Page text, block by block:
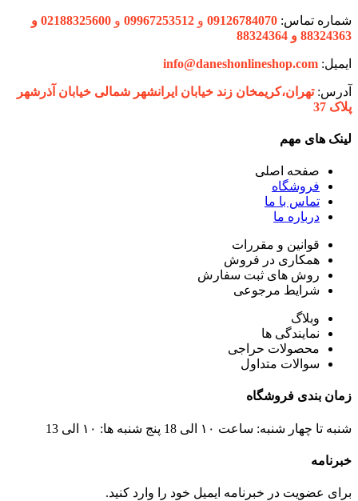
شماره تماس: 09126784070 و 09967253512 و
02188325600 و
88324363 و 88324364
ایمیل: info@daneshonlineshop.com
آدرس:تهران،‌کریمخان زند خیابان ایرانشهر شمالی خیابان آذرشهر
پلاک 37
لینک های مهم
صفحه اصلی
فروشگاه
تماس با ما
درباره ما
قوانین و مقررات
همکاری در فروش
روش های ثبت سفارش
شرایط مرجوعی
وبلاگ
نمایندگی ها
محصولات حراجی
سوالات متداول
زمان بندی فروشگاه
شنبه تا چهار شنبه: ساعت ۱۰ الی 18 پنج شنبه ها: ۱۰ الی 13
خبرنامه
برای عضویت در خبرنامه ایمیل خود را وارد کنید.